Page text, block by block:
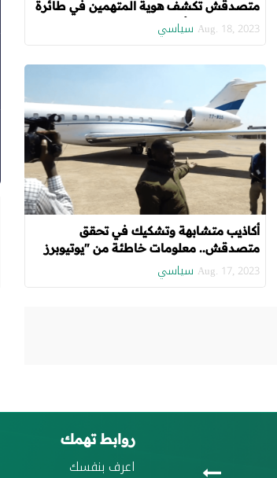
متصدقش تكشف هوية المتهمين في طائرة
زامبيا (الجزء الأول )
Aug. 18, 2023 سياسي
أكاذيب متشابهة وتشكيك في تحقق
متصدقش.. معلومات خاطئة من "يوتيوبرز
وانفلونسر" عن "طائرة زامبيا"
Aug. 17, 2023 سياسي
روابط تهمك
اعرف بنفسك